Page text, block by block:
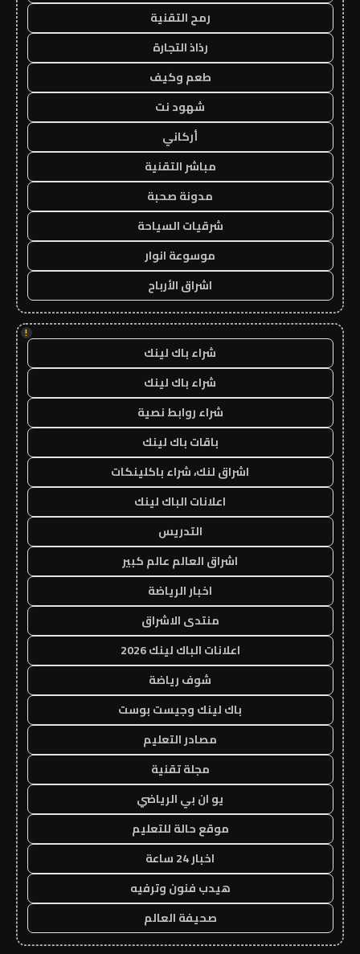
رمح التقنية
رذاذ التجارة
طعم وكيف
شهود نت
أركاني
مباشر التقنية
مدونة صحبة
شرقيات السياحة
موسوعة انوار
اشراق الأرباح
!
شراء باك لينك
شراء باك لينك
شراء روابط نصية
باقات باك لينك
اشراق لنك، شراء باكلينكات
اعلانات الباك لينك
التدريس
اشراق العالم عالم كبير
اخبار الرياضة
منتدى الاشراق
اعلانات الباك لينك 2026
شوف رياضة
باك لينك وجيست بوست
مصادر التعليم
مجلة تقنية
يو ان بي الرياضي
موقع حالة للتعليم
اخبار 24 ساعة
هيدب فنون وترفيه
صحيفة العالم